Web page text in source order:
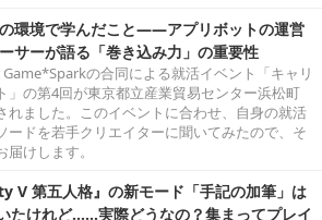
環境で学んだこと――アプリボットの運営
サーが語る「巻き込み力」の重要性
の合同による就活イベント「キャリ
」の第4回が東京都立産業貿易センター浜松町
れました。このイベントに合わせ、自身の就活
ードを若手クリエイターに聞いてみたので、そ
けします。
V 第五人格』の新モード「手記の加筆」は
たけれど……実際どうなの？集まってプレイ